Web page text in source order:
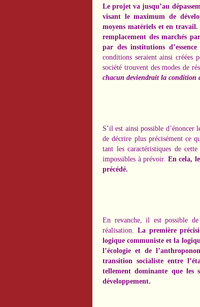
Le projet va jusqu’au
visant le maximum de
moyens matériels et en
remplacement des marchés
par des institutions
conditions seraient ainsi
société trouvent des modes de
chacun deviendrait la condition
S’il est ainsi possible
de décrire plus précisément ce
tant les caractéristiques de
impossibles à prévoir. En cela,
précédé.
En revanche, il est possible
réalisation. La première
logique communiste et la
l’écologie et de
transition socialiste entre
tellement dominante que les
développement.